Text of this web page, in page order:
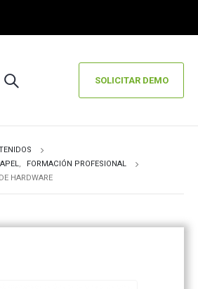
SOLICITAR DEMO
,
FORMACIÓN PROFESIONAL
HARDWARE